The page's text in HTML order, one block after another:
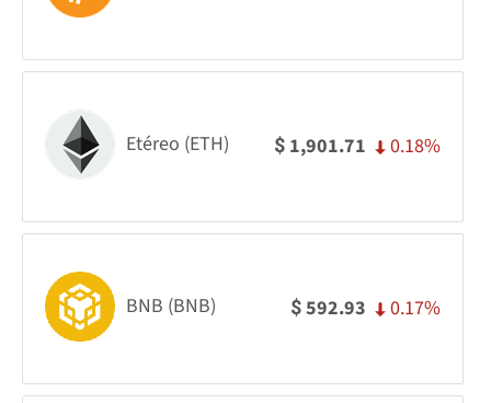
Etéreo (ETH) $ 1,901.71 0.18%
BNB (BNB) $592.93 0.17%